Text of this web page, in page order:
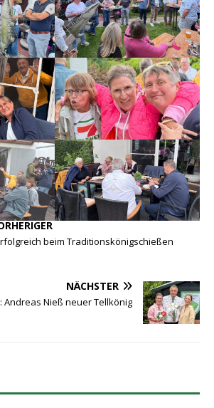
beim Traditionskönigschießen
NÄCHSTER
Andreas Nieß neuer Tellkönig